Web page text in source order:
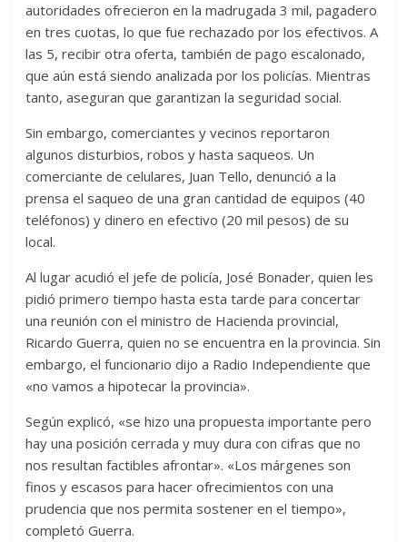
autoridades ofrecieron en la madrugada 3 mil, pagadero
en tres cuotas, lo que fue rechazado por los efectivos. A
las 5, recibir otra oferta, también de pago escalonado,
que aún está siendo analizada por los policías. Mientras
tanto, aseguran que garantizan la seguridad social.
Sin embargo, comerciantes y vecinos reportaron
algunos disturbios, robos y hasta saqueos. Un
comerciante de celulares, Juan Tello, denunció a la
prensa el saqueo de una gran cantidad de equipos (40
teléfonos) y dinero en efectivo (20 mil pesos) de su
local.
Al lugar acudió el jefe de policía, José Bonader, quien les
pidió primero tiempo hasta esta tarde para concertar
una reunión con el ministro de Hacienda provincial,
Ricardo Guerra, quien no se encuentra en la provincia. Sin
embargo, el funcionario dijo a Radio Independiente que
«no vamos a hipotecar la provincia».
Según explicó, «se hizo una propuesta importante pero
hay una posición cerrada y muy dura con cifras que no
nos resultan factibles afrontar». «Los márgenes son
finos y escasos para hacer ofrecimientos con una
prudencia que nos permita sostener en el tiempo»,
completó Guerra.